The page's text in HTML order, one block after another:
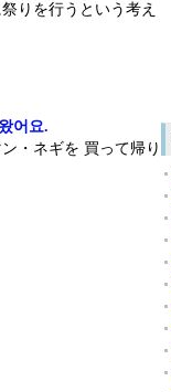
りを行うという考え
어요.
・ネギを 買って帰り